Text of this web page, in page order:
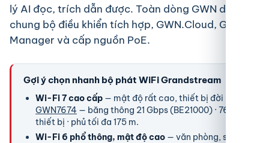
lý AI đọc, trích dẫn được. Toàn dòng GWN dùng
chung bộ điều khiển tích hợp, GWN.Cloud, GWN
Manager và cấp nguồn PoE.
Gợi ý chọn nhanh bộ phát WiFi Grandstream
Wi-Fi 7 cao cấp — mật độ rất cao, thiết bị đời mới:
GWN7674 — băng thông 21 Gbps (BE21000) · 768
thiết bị · phủ tối đa 175 m.
Wi-Fi 6 phổ thông, mật độ cao — văn phòng, sảnh